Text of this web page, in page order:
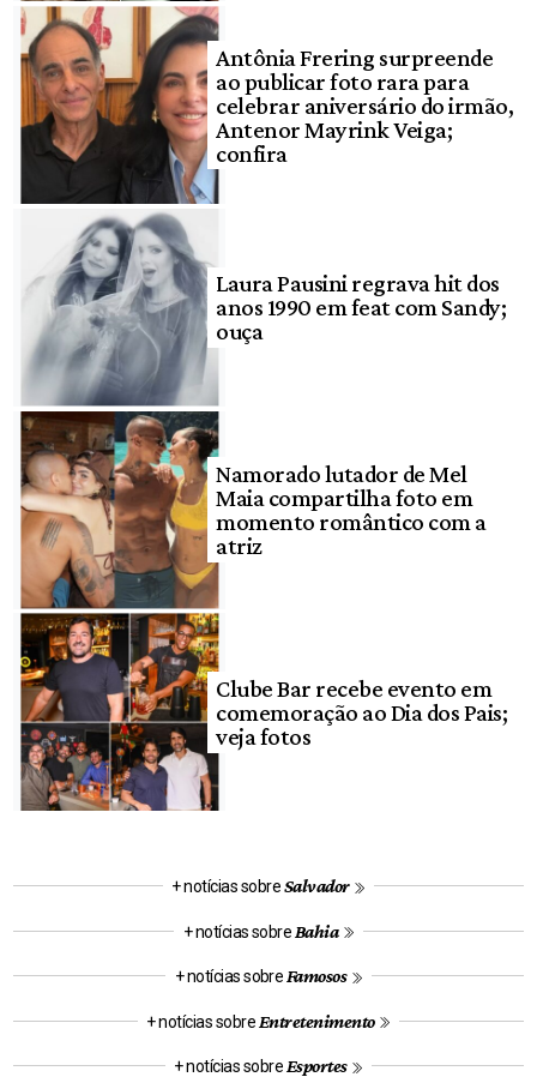
Antônia Frering surpreende
ao publicar foto rara para
celebrar aniversário do irmão,
Antenor Mayrink Veiga;
confira
Laura Pausini regrava hit dos
anos 1990 em feat com Sandy;
ouça
Namorado lutador de Mel
Maia compartilha foto em
momento romântico com a
atriz
Clube Bar recebe evento em
comemoração ao Dia dos Pais;
veja fotos
+ notícias sobreSalvador
+ notícias sobre Bahia
+ notícias sobre Famosos
+ notícias sobre Entretenimento
+ notícias sobre Esportes